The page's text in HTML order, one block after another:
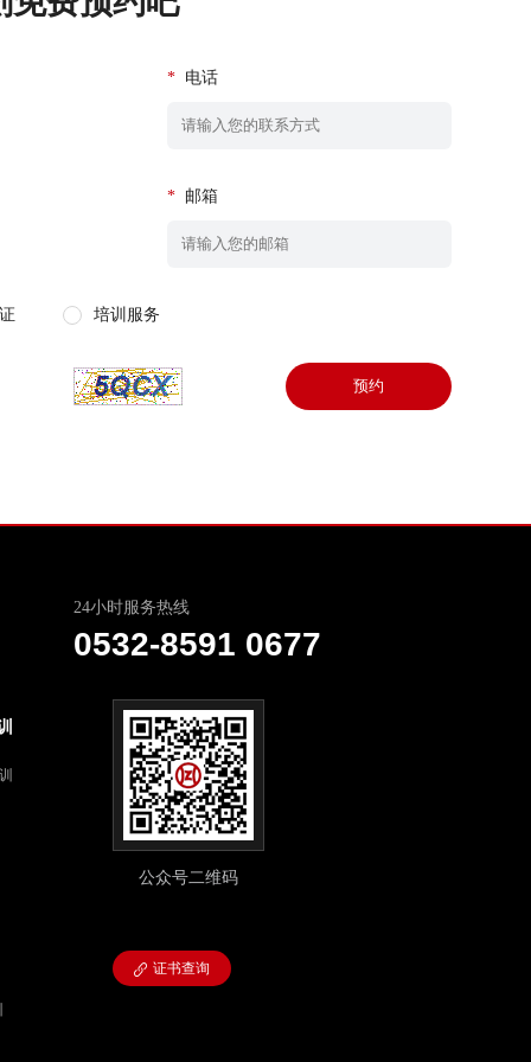
* 电话
* 邮箱
培训服务
预约
24小时服务热线
0532-8591 0677
公众号二维码
证书查询